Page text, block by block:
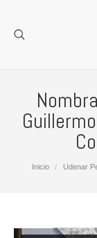
Estás aquí:
Inicio Udenar